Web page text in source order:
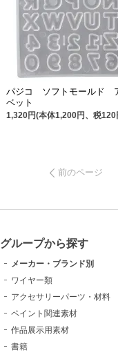
パジコ ソフトモールド
ベット
1,320円(本体1,200円、税120
前のページ
グループから探す
メーカー・ブランド別
ワイヤー類
アクセサリーパーツ・材料
ペイント関連素材
作品展示用素材
書籍